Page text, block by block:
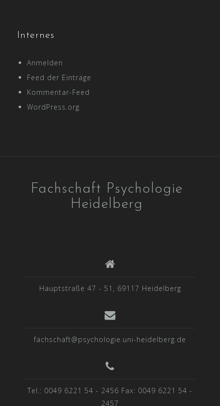
Internes
Anmelden
Feed der Einträge
Kommentar-Feed
WordPress.org
Fachschaft Psychologie
Heidelberg
Hauptstraße 47 - 51, 69117 Heidelberg
fachschaft@psychologie.uni-heidelberg.de
Tel.: 0049 6221 54 - 2456 Fax: 0049 6221 54 -
2457